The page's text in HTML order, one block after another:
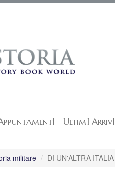
UltimI ArrivI
militare DI UN'ALTRA ITALIA